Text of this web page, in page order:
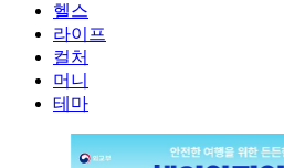
헬스
라이프
컬처
머니
테마